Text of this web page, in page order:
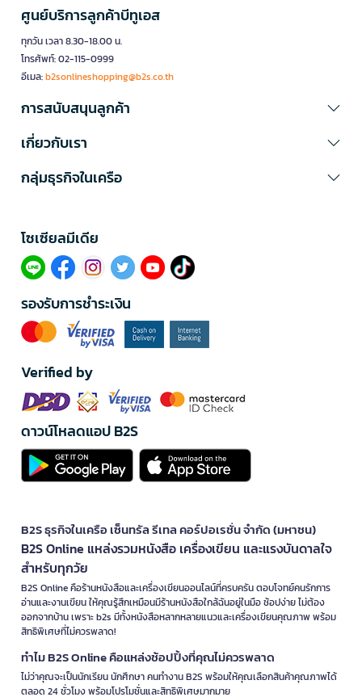
ศูนย์บริการลูกค้าบีทูเอส
ทุกวัน เวลา 8.30-18.00 น.
โทรศัพท์: 02-115-0999
อีเมล:b2sonlineshopping@b2s.co.th
การสนับสนุนลูกค้า
เกี่ยวกับเรา
กลุ่มธุรกิจในเครือ
โซเซียลมีเดีย​
รองรับการชำระเงิน
Verified by
ดาวน์โหลดแอป B2S
B2S ธุรกิจในเครือ เซ็นทรัล รีเทล คอร์ปอเรชั่น จำกัด (มหาชน)
B2S Online แหล่งรวมหนังสือ เครื่องเขียน และแรงบันดาลใจ
สำหรับทุกวัย
B2S Online คือร้านหนังสือและเครื่องเขียนออนไลน์ที่ครบครัน ตอบโจทย์คนรักการ
อ่านและงานเขียน ให้คุณรู้สึกเหมือนมีร้านหนังสือใกล้ฉันอยู่ในมือ ช้อปง่าย ไม่ต้อง
ออกจากบ้าน เพราะ b2s มีทั้งหนังสือหลากหลายแนวและเครื่องเขียนคุณภาพ พร้อม
สิทธิพิเศษที่ไม่ควรพลาด!
ทำไม B2S Online คือแหล่งช้อปปิ้งที่คุณไม่ควรพลาด
ไม่ว่าคุณจะเป็นนักเรียน นักศึกษา คนทำงาน B2S พร้อมให้คุณเลือกสินค้าคุณภาพได้
ตลอด 24 ชั่วโมง พร้อมโปรโมชั่นและสิทธิพิเศษมากมาย